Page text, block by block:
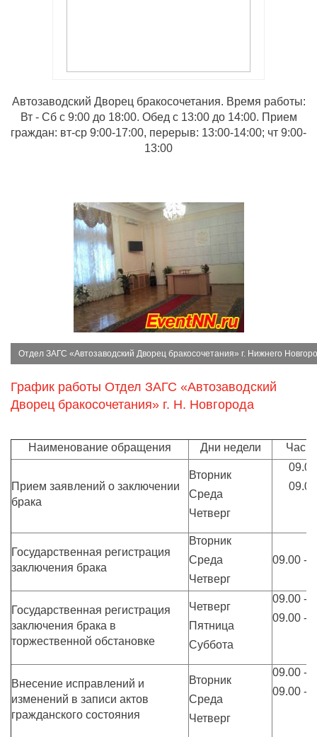
Автозаводский Дворец бракосочетания. Время работы:
Вт - Сб с 9:00 до 18:00. Обед с 13:00 до 14:00. Прием
граждан: вт-ср 9:00-17:00, перерыв: 13:00-14:00; чт 9:00-
13:00
Отдел ЗАГС «Автозаводский Дворец бракосочетания» г. Нижнего
График работы Отдел ЗАГС «Автозаводский
Дворец бракосочетания» г. Н. Новгорода
Наименование обращения Дни недели Часы
Прием заявлений о заключении
брака
Вторник
Среда
Четверг
Государственная регистрация
заключения брака
Вторник
Среда
Четверг
09.00 -
Государственная регистрация
заключения брака в
торжественной обстановке
Четверг
Пятница
Суббота
09.00 -
09.00 -
Внесение исправлений и
изменений в записи актов
гражданского состояния
Вторник
Среда
Четверг
09.00 -
09.00 -